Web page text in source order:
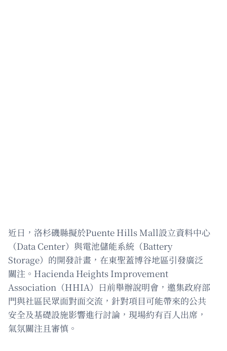
近日，洛杉磯縣擬於Puente Hills Mall設立資料中心
（Data Center）與電池儲能系統（Battery
Storage）的開發計畫，在東聖蓋博谷地區引發廣泛
關注。Hacienda Heights Improvement
Association（HHIA）日前舉辦說明會，邀集政府部
門與社區民眾面對面交流，針對項目可能帶來的公共
安全及基礎設施影響進行討論，現場約有百人出席，
氣氛關注且審慎。